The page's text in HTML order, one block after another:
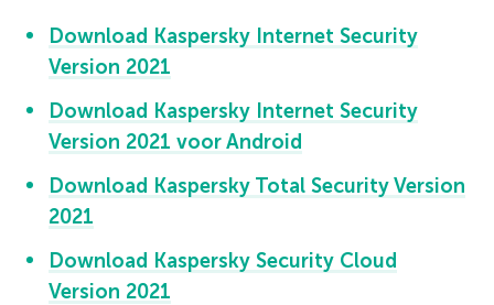
Download Kaspersky Internet Security
Version 2021
Download Kaspersky Internet Security
Version 2021 voor Android
Download Kaspersky Total Security Version
2021
Download Kaspersky Security Cloud
Version 2021